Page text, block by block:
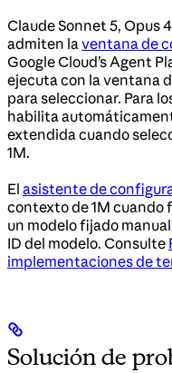
Claude Sonnet 5, Opus
admiten laventana de
Google Cloud’s Agent
ejecuta con la ventana
para seleccionar. Para
habilita
extendida cuando
1M.
El asistente de
contexto de 1M cuando
un modelo fijado
ID del modelo. Consulte
implementaciones de
Solución de